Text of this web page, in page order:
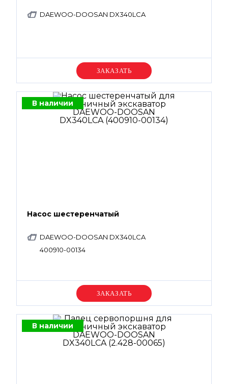
DAEWOO-DOOSAN DX340LCA
Уточняйте цену
В наличии
Насос шестеренчатый
DAEWOO-DOOSAN DX340LCA
400910-00134
Уточняйте цену
В наличии